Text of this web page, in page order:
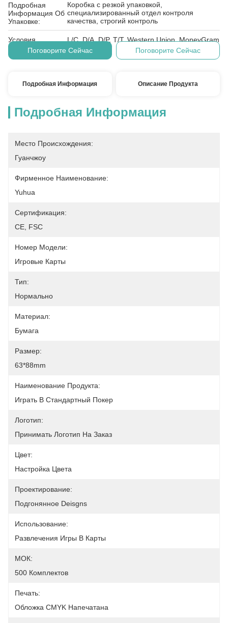
Подробная
Информация Об
Упаковке:
Коробка с резкой упаковкой,
специализированный отдел контроля
качества, строгий контроль
Условия
Оплаты:
L/C, D/A, D/P, T/T, Western Union, MoneyGram
Поговорите Сейчас
Поговорите Сейчас
Подробная Информация Описание Продукта
Подробная Информация
Место Происхождения:
Гуанчжоу
Фирменное Наименование:
Yuhua
Сертификация:
CE, FSC
Номер Модели:
Игровые Карты
Тип:
Нормально
Материал:
Бумага
Размер:
63*88mm
Наименование Продукта:
Играть В Стандартный Покер
Логотип:
Принимать Логотип На Заказ
Цвет:
Настройка Цвета
Проектирование:
Подгонянное Deisgns
Использование:
Развлечения Игры В Карты
МОК:
500 Комплектов
Печать:
Обложка CMYK Напечатана